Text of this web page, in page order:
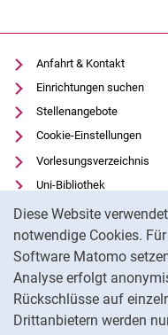
Diese Website
notwendige Cookies.
Software Matomo
Analyse erfolgt
Rückschlüsse auf
Drittanbietern werden
Anfahrt & Kontakt
Einrichtungen suchen
Stellenangebote
Cookie-Einstellungen
Vorlesungsverzeichnis
Uni-Bibliothek
Moodle
Panopto
Datenschutz
Barrierefreiheit
Transparenter KI-Einsatz